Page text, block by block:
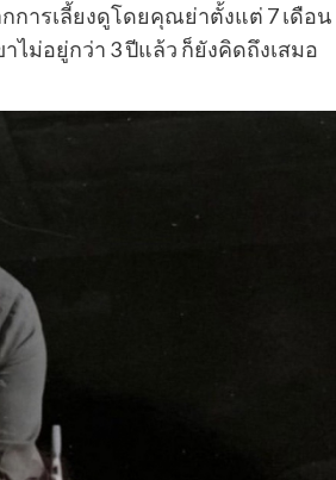
การเลี้ยงดูโดยคุณย่าตั้งแต่ 7 เดือน
ม่อยู่กว่า 3 ปีแล้ว ก็ยังคิดถึงเสมอ